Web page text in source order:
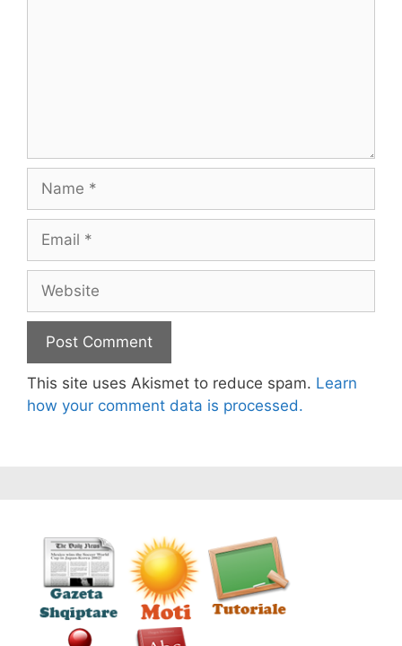
This site uses Akismet to reduce spam. Learn
how your comment data is processed.